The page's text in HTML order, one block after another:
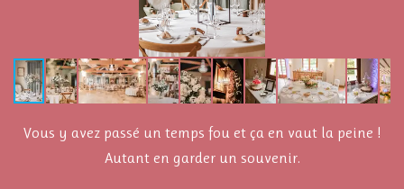
Vous y avez passé un temps fou et ça en vaut la peine !
Autant en garder un souvenir.